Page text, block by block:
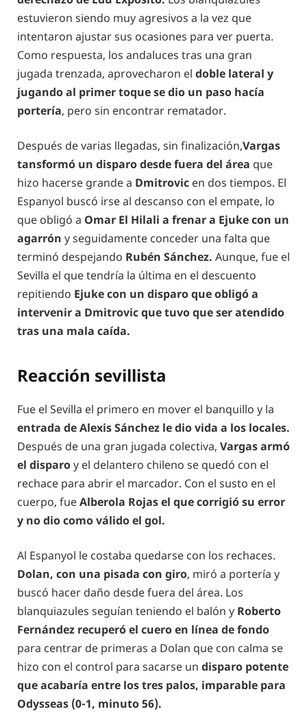
estuvieron siendo muy agresivos a la vez que
intentaron ajustar sus ocasiones para ver puerta.
Como respuesta, los andaluces tras una gran
jugada trenzada, aprovecharon el doble lateral y
jugando al primer toque se dio un paso hacía
portería, pero sin encontrar rematador.
Después de varias llegadas, sin finalización,Vargas
tansformó un disparo desde fuera del área que
hizo hacerse grande a Dmitrovic en dos tiempos. El
Espanyol buscó irse al descanso con el empate, lo
que obligó a Omar El Hilali a frenar a Ejuke con un
agarrón y seguidamente conceder una falta que
terminó despejando Rubén Sánchez. Aunque, fue el
Sevilla el que tendría la última en el descuento
repitiendo Ejuke con un disparo que obligó a
intervenir a Dmitrovic que tuvo que ser atendido
tras una mala caída.
Reacción sevillista
Fue el Sevilla el primero en mover el banquillo y la
entrada de Alexis Sánchez le dio vida a los locales.
Después de una gran jugada colectiva, Vargas armó
el disparoy el delantero chileno se quedó con el
rechace para abrir el marcador. Con el susto en el
cuerpo, fueAlberola Rojas el que corrigió su error
y no dio como válido el gol.
Al Espanyol le costaba quedarse con los rechaces.
Dolan, con una pisada con giro, miró a portería y
buscó hacer daño desde fuera del área. Los
blanquiazules seguían teniendo el balón y Roberto
Fernández recuperó el cuero en línea de fondo
para centrar de primeras a Dolan que con calma se
hizo con el control para sacarse un disparo potente
que acabaría entre los tres palos, imparable para
Odysseas (0-1, minuto 56).